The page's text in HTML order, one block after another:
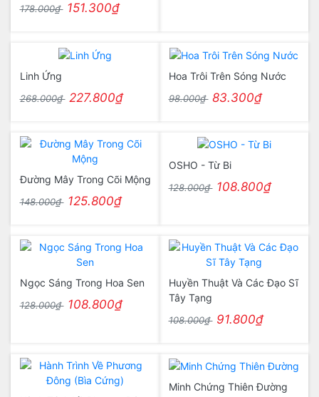
178.000₫ 151.300₫
Linh Ứng
268.000₫ 227.800₫
Hoa Trôi Trên Sóng Nước
98.000₫ 83.300₫
Đường Mây Trong Cõi Mộng
148.000₫ 125.800₫
OSHO - Từ Bi
128.000₫ 108.800₫
Ngọc Sáng Trong Hoa Sen
128.000₫ 108.800₫
Huyền Thuật Và Các Đạo Sĩ
Tây Tạng
108.000₫ 91.800₫
Minh Chứng Thiên Đường